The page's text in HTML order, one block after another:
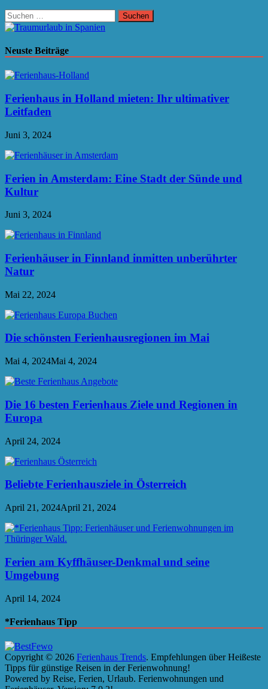
Suchen
nach:
Neuste Beiträge
Ferienhaus in Holland mieten: Ihr ultimativer
Leitfaden
Juni 3, 2024
Ferien in Amsterdam: Eine Stadt der Sünde und
Kultur
Juni 3, 2024
Ferienhäuser in Finnland inmitten unberührter
Natur
Mai 22, 2024
Die schönsten Ferienhausregionen im Mai
Mai 4, 2024Mai 4, 2024
Die 16 besten Ferienhaus Ziele und Regionen in
Europa
April 24, 2024
Beliebte Ferienhausziele in Österreich
April 21, 2024April 21, 2024
Ferien am Kyffhäuser-Denkmal und seine
Umgebung
April 14, 2024
*Ferienhaus Tipp
Copyright © 2026 Ferienhaus Trends. Empfehlungen über Heißeste
Tipps für günstige Reisen in der Ferienwohnung!
Powered by Reise, Ferien, Urlaub. Ferienwohnungen und